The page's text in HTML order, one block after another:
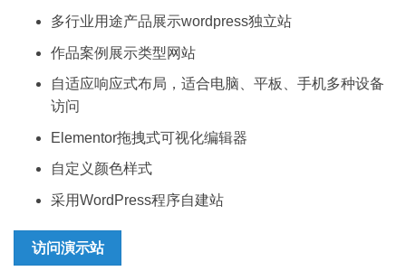
多行业用途产品展示wordpress独立站
作品案例展示类型网站
自适应响应式布局，适合电脑、平板、手机多种设备
访问
Elementor拖拽式可视化编辑器
自定义颜色样式
采用WordPress程序自建站
访问演示站